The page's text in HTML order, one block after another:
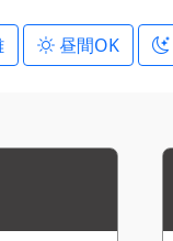
昼間OK